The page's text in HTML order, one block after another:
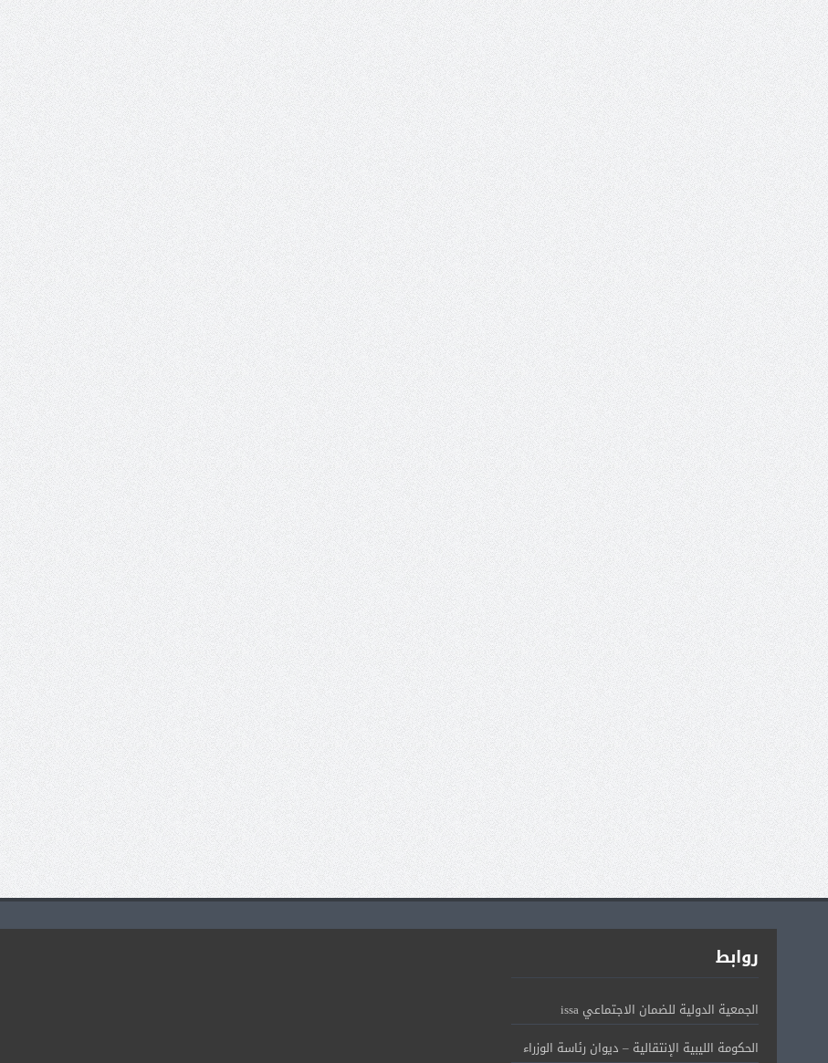
روابط
الجمعية الدولية للضمان الاجتماعي issa
الحكومة الليبية الإنتقالية – ديوان رئاسة الوزراء